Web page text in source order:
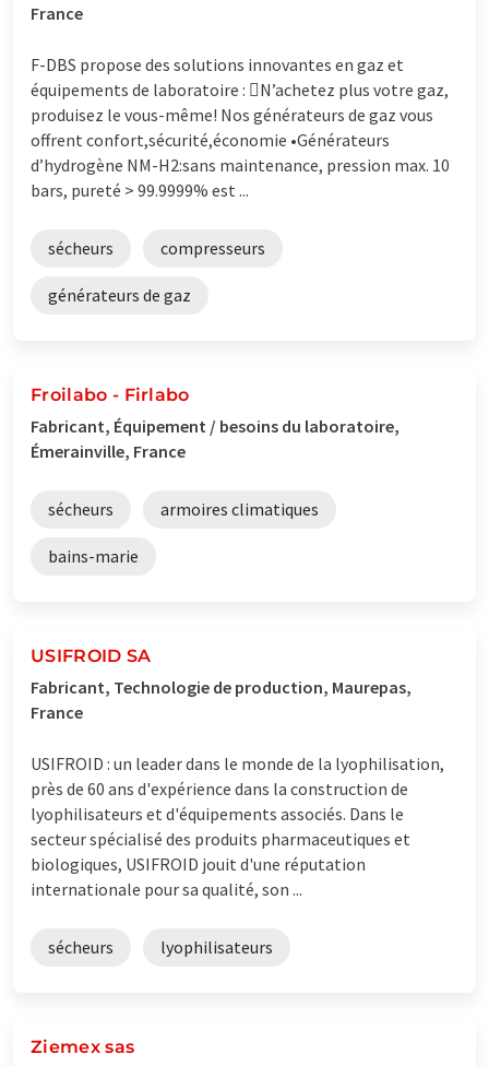
France
F-DBS propose des solutions innovantes en gaz et
équipements de laboratoire : N’achetez plus votre gaz,
produisez le vous-même! Nos générateurs de gaz vous
offrent confort,sécurité,économie •Générateurs
d’hydrogène NM-H2:sans maintenance, pression max. 10
bars, pureté > 99.9999% est ...
sécheurs compresseurs
générateurs de gaz
Froilabo - Firlabo
Fabricant, Équipement / besoins du laboratoire,
Émerainville, France
sécheurs armoires climatiques
bains-marie
USIFROID SA
Fabricant, Technologie de production, Maurepas,
France
USIFROID : un leader dans le monde de la lyophilisation,
près de 60 ans d'expérience dans la construction de
lyophilisateurs et d'équipements associés. Dans le
secteur spécialisé des produits pharmaceutiques et
biologiques, USIFROID jouit d'une réputation
internationale pour sa qualité, son ...
sécheurs lyophilisateurs
Ziemex sas